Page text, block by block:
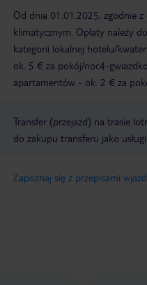
Od dnia 01.01.2025, zgodnie
klimatycznym. Opłaty należy
kategorii lokalnej hotelu/
ok. 5 € za pokój/noc4-
apartamentów - ok. 2 € za
Transfer (przejazd) na trasie
do zakupu transferu jako
Zapoznaj się z przepisami